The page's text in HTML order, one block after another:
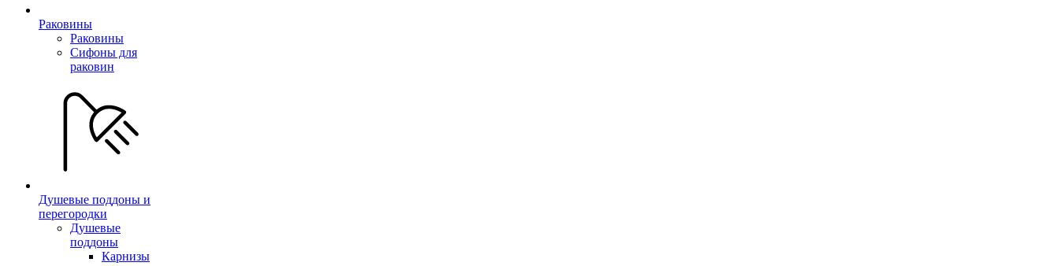
Раковины
Раковины
Сифоны для
раковин
Душевые поддоны и
перегородки
Душевые
поддоны
Карнизы